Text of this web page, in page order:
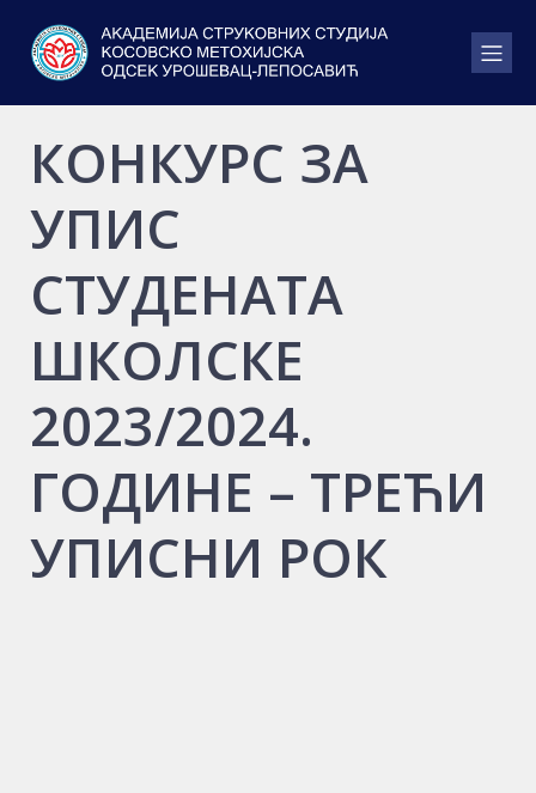
КОНКУРС ЗА
УПИС
СТУДЕНАТА
ШКОЛСКЕ
2023/2024.
ГОДИНЕ – ТРЕЋИ
УПИСНИ РОК